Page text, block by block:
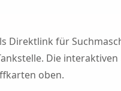
Direktlink für
Die
oben.